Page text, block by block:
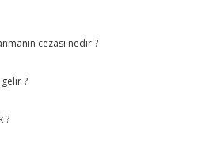
cezası nedir ?
gelir ?
?